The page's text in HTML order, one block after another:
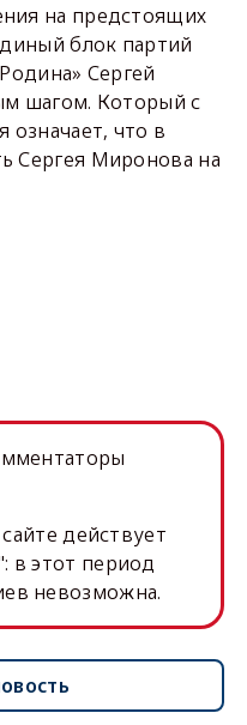
на предстоящих
блок партий
Сергей
шагом. Который с
означает, что в
Сергея Миронова на
действует
этот период
невозможна.